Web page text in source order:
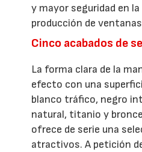
y mayor seguridad en
producción de
Cinco acabados de
La forma clara de la
efecto con una
blanco tráfico, negro
natural, titanio y
ofrece de serie una
atractivos. A petición